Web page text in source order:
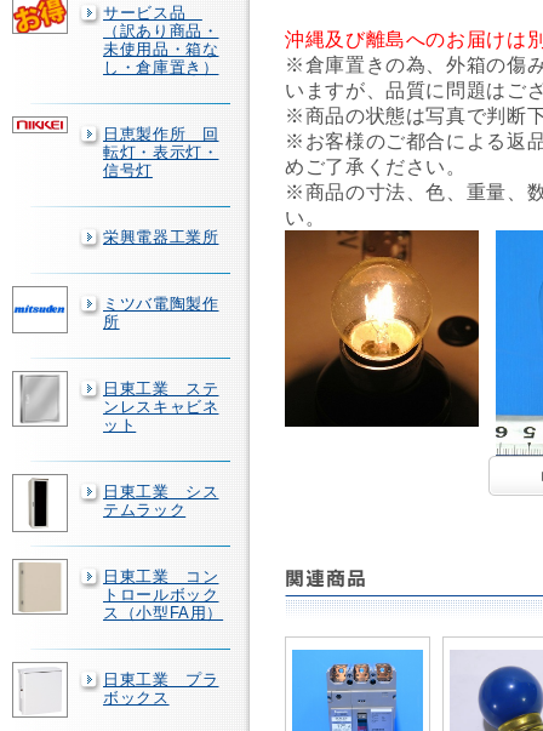
サービス品
（訳あり商品・
未使用品・箱な
し・倉庫置き）
日恵製作所 回
転灯・表示灯・
信号灯
栄興電器工業所
ミツバ電陶製作
所
日東工業 ステ
ンレスキャビネ
ット
日東工業 シス
テムラック
日東工業 コン
トロールボック
ス（小型FA用）
日東工業 プラ
ボックス
沖縄及び離島へのお届けは
※倉庫置きの為、外箱の傷
いますが、品質に問題はご
※商品の状態は写真で判断
※お客様のご都合による返
めご了承ください。
※商品の寸法、色、重量、
い。